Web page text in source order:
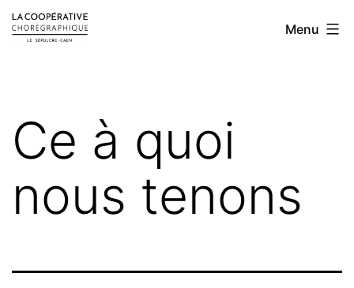
Aller
auLA
Menu
Ce à quoi
nous tenons